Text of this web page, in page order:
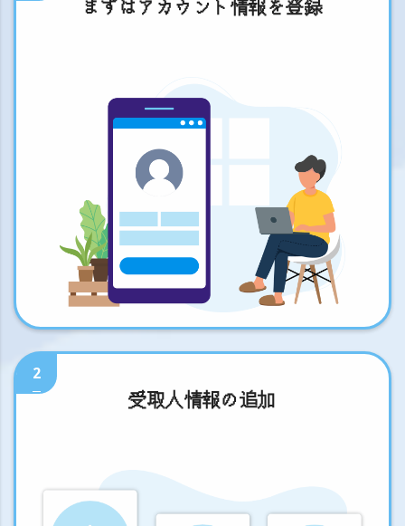
まずはアカウント情報を登録
2
受取人情報の追加